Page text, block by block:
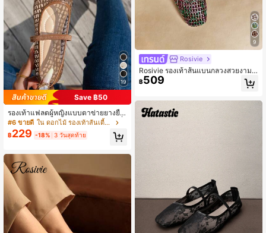
19
Save ฿50
รองเท้าแฟลตผู้หญิงแบบตาข่ายยางยืด
ใหม่สำหรับฤดูร้อน, รองเท้าบัลเลต์แมรี่เ
จนระบายอากาศแฟชั่น, รองเท้าแฟลต
แบบสวมสำหรับใส่ในชีวิตประจำวัน
#6 ขายดี ใน ดอกไม้ รองเท้าส้นเตี้ยสตรี
฿229 -18% 3 วันสุดท้าย
9
Rosivie
Rosivie รองเท้าส้นแบนกลวงสวยงาม
สำหรับผู้หญิง, ทันสมัยและสวมใส่สบาย,
รองเท้าส้นแบนทรงสี่เหลี่ยมสไตล์ฝรั่งเศ
฿509